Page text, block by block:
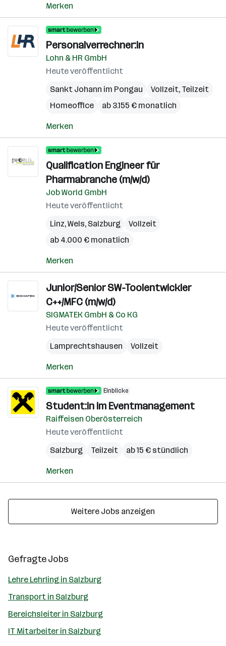
Merken
Personalverrechner:in
Lohn & HR GmbH
Heute veröffentlicht
Sankt Johann im Pongau
Vollzeit, Teilzeit
Homeoffice
ab 3.155 € monatlich
Merken
Qualification Engineer für
Pharmabranche (m/w/d)
Job World GmbH
Heute veröffentlicht
Linz,Wels, Salzburg
Vollzeit
ab 4.000 € monatlich
Merken
Junior/Senior SW-Toolentwickler
C++/MFC (m/w/d)
SIGMATEK GmbH & Co KG
Heute veröffentlicht
Lamprechtshausen
Vollzeit
Merken
Einblicke
Student:in im Eventmanagement
Raiffeisen Oberösterreich
Heute veröffentlicht
Salzburg
Teilzeit ab 15 € stündlich
Merken
Weitere Jobs anzeigen
Gefragte Jobs
Lehre Lehrling in Salzburg
Transport in Salzburg
Bereichsleiter in Salzburg
IT Mitarbeiter in Salzburg